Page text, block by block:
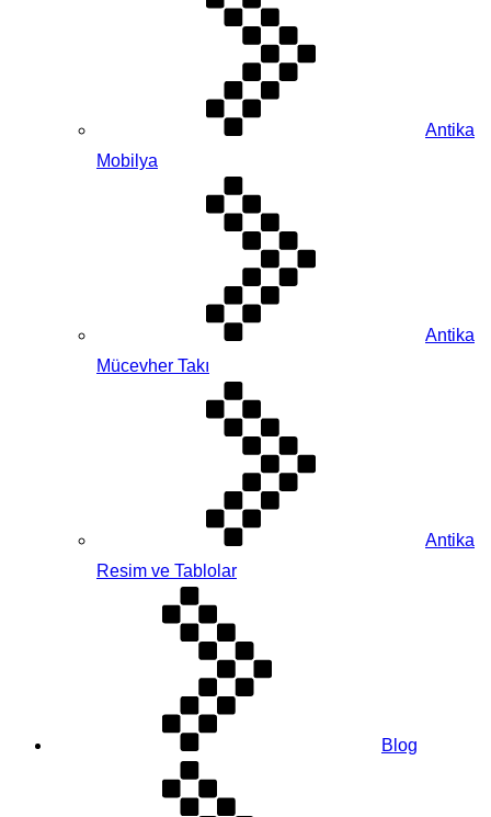
Antika
Mobilya
Antika
Mücevher Takı
Antika
Resim ve Tablolar
Blog